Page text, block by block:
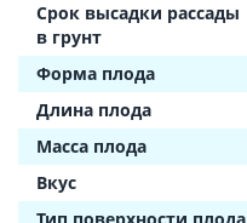
Срок высадки рассады
в грунт
Форма плода
Длина плода
Масса плода
Вкус